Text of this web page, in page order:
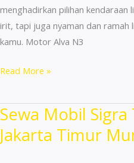
menghadirkan pilihan kendaraan
irit, tapi juga nyaman dan ramah
kamu. Motor Alva N3
Rental
Sport
Terdekat
Rawamangun
Read More »
Sewa Mobil
Jakarta Timur